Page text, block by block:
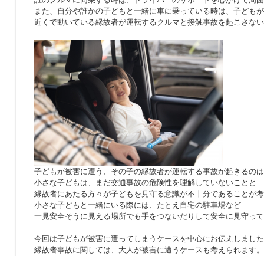
また、自分や誰かの子どもと一緒に車に乗っている時は、子ども
近くで動いている縁故者が運転するクルマと接触事故を起こさな
子どもが被害に遭う、その子の縁故者が運転する事故が起きるの
小さな子どもは、まだ交通事故の危険性を理解していないことと
縁故者にあたる方々が子どもを見守る意識が不十分であることが
小さな子どもと一緒にいる際には、たとえ自宅の駐車場など
一見安全そうに見える場所でも手をつないだりして安全に見守っ
今回は子どもが被害に遭ってしまうケースを中心にお伝えしまし
縁故者事故に関しては、大人が被害に遭うケースも考えられます。